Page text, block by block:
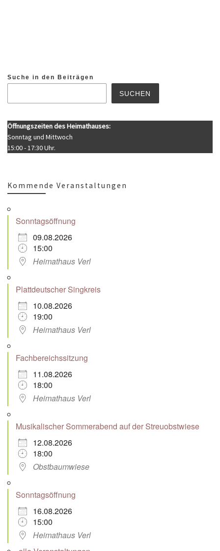
Suche in den Beiträgen
SUCHEN
Öffnungszeiten des Heimathauses:
Sonntag und Mittwoch
15:00 - 17:30 Uhr.
Kommende Veranstaltungen
Sonntagsöffnung
09.08.2026
15:00
Heimathaus Verl
Plattdeutscher Singkreis
10.08.2026
19:00
Heimathaus Verl
Fachbereichssitzung
11.08.2026
18:00
Heimathaus Verl
Musikalischer Sommerabend auf der Streuobstwiese
12.08.2026
18:00
Obstbaumwiese
Sonntagsöffnung
16.08.2026
15:00
Heimathaus Verl